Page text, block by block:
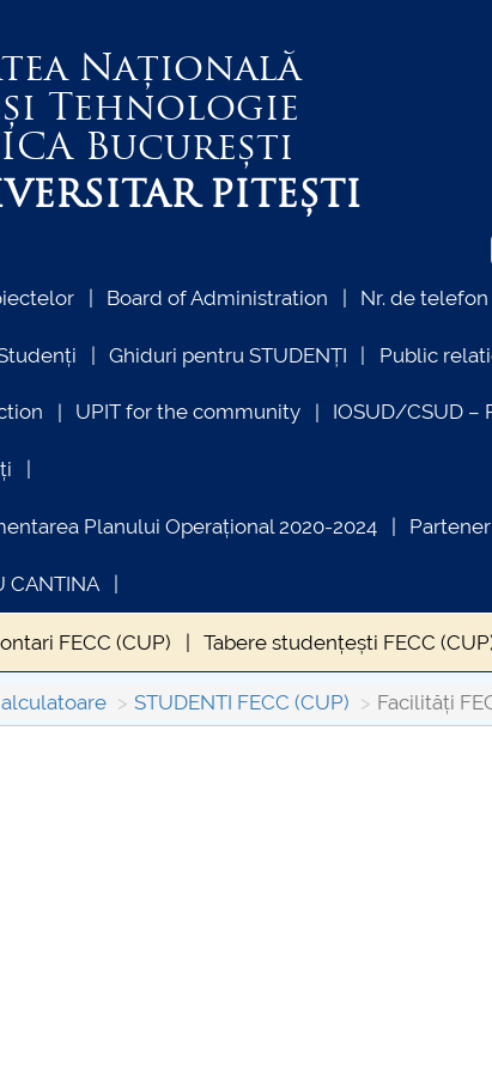
Națională
Tehnologie
București
PITEȘTI
Board of Administration Nr. de
Ghiduri pentru STUDENȚI Public
UPIT for the community IOSUD/CSUD –
Planului Operațional 2020-2024
CANTINA
FECC (CUP) Tabere studențești FECC
STUDENTI FECC (CUP) Facilități